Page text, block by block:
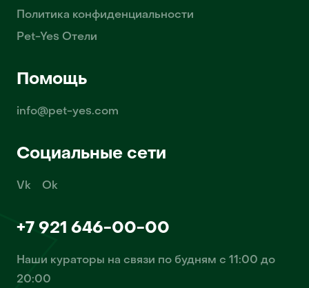
Политика конфиденциальности
Pet-Yes Отели
Помощь
info@pet-yes.com
Социальные сети
Vk Ok
+7 921 646-00-00
Наши кураторы на связи по будням с 11:00 до
20:00